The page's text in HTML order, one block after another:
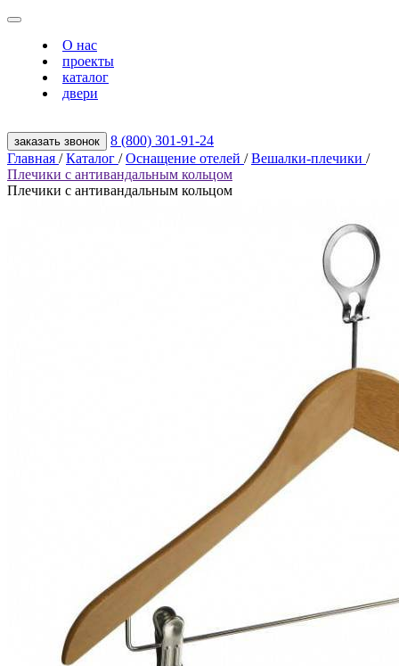
О нас
проекты
каталог
двери
заказать звонок
8 (800) 301‑91‑24
Главная / Каталог / Оснащение отелей / Вешалки-плечики /
Плечики с антивандальным кольцом
Плечики с антивандальным кольцом